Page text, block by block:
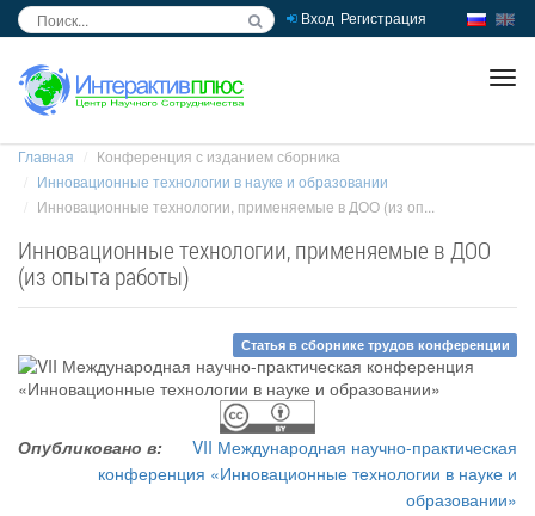
Вход Регистрация
Главная
Конференция с изданием сборника
Инновационные технологии в науке и образовании
Инновационные технологии, применяемые в ДОО (из оп...
Инновационные технологии, применяемые в ДОО
(из опыта работы)
Статья в сборнике трудов конференции
Опубликовано в:
VII Международная научно-практическая
конференция «Инновационные технологии в науке и
образовании»